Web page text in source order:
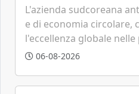
L'azienda sudcoreana
e di economia circolare,
l'eccellenza globale
grazie a innovazione,
06-08-2026